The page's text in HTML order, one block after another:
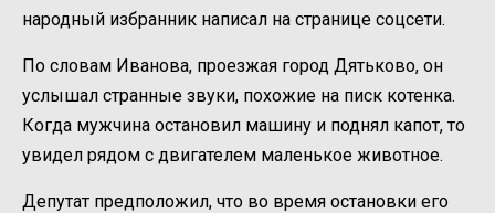
народный избранник написал на странице соцсети.
По словам Иванова, проезжая город Дятьково, он
услышал странные звуки, похожие на писк котенка.
Когда мужчина остановил машину и поднял капот, то
увидел рядом с двигателем маленькое животное.
Депутат предположил, что во время остановки его